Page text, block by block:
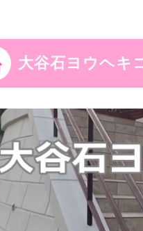
大谷石ヨウヘキ